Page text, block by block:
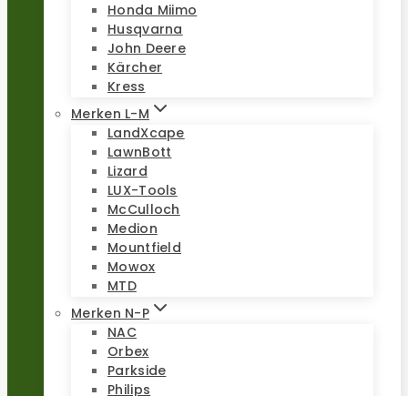
Honda Miimo
Husqvarna
John Deere
Kärcher
Kress
Merken L-M
LandXcape
LawnBott
Lizard
LUX-Tools
McCulloch
Medion
Mountfield
Mowox
MTD
Merken N-P
NAC
Orbex
Parkside
Philips